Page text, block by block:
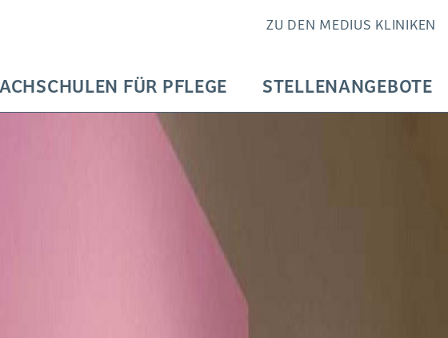
ZU DEN MEDIUS KLINIKEN
FÜR PFLEGE STELLENANGEBOTE